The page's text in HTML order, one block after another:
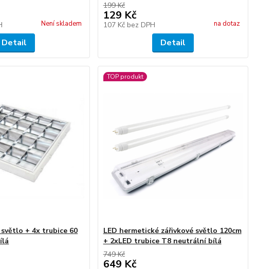
Není skladem
Detail
199 Kč
129 Kč
107 Kč bez DPH na dotaz
Detail
+ 4x trubice 60
TOP produkt
LED hermetické zářivkové světlo 120cm
+ 2xLED trubice T8 neutrální bílá
749 Kč
649 Kč